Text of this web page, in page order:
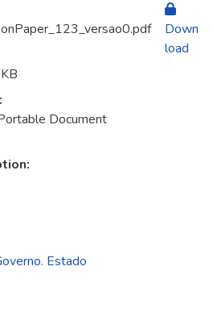
Document
Down
load
Estado